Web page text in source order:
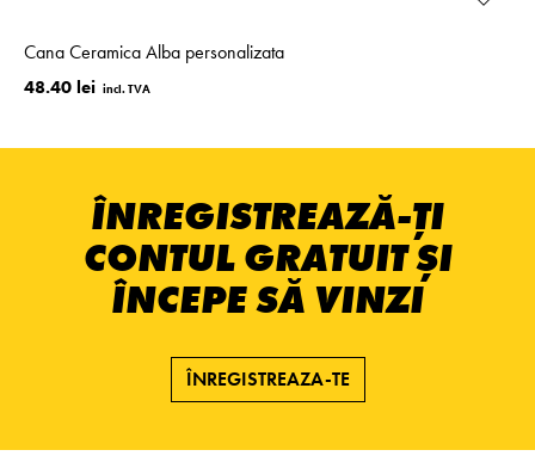
Cana Ceramica Alba personalizata
48.40 lei
ÎNREGISTREAZĂ-ȚI
CONTUL GRATUIT ȘI
ÎNCEPE SĂ VINZI
ÎNREGISTREAZA-TE